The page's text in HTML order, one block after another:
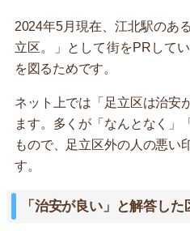
2024年5月現在、江北駅のあ
立区。」として街をPRして
を図るためです。
ネット上では「足立区は治安
ます。多くが「なんとなく」
もので、足立区外の人の悪い
す。
「治安が良い」と解答し